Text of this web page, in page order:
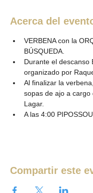
Acerca del
VERBENA con la
BÚSQUEDA.
Durante el descanso
organizado por
Al finalizar la
sopas de ajo a cargo
Lagar.
A las 4:00
Compartir este